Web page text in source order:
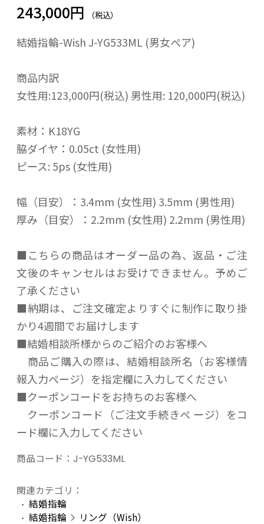
243,000円 （税込）
結婚指輪-Wish J-YG533ML (男女ペア)
商品内訳
女性用:123,000円(税込) 男性用: 120,000円(税込)
素材：K18YG
脇ダイヤ：0.05ct (女性用)
ピース: 5ps (女性用)
幅（目安）：3.4mm (女性用) 3.5mm (男性用)
厚み（目安）：2.2mm (女性用) 2.2mm (男性用)
■こちらの商品はオーダー品の為、返品・ご注
文後のキャンセルはお受けできません。予めご
了承ください
■納期は、ご注文確定よりすぐに制作に取り掛
かり4週間でお届けします
■結婚相談所様からのご紹介のお客様へ
商品ご購入の際は、結婚相談所名（お客様情
報入力ページ）を指定欄に入力してください
■クーポンコードをお持ちのお客様へ
クーポンコード（ご注文手続きペ ージ）をコ
ード欄に入力してください
商品コード： J-YG533ML
関連カテゴリ：
結婚指輪
結婚指輪
リング（Wish）